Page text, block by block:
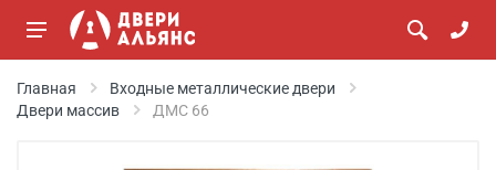
Главная
Входные металлические двери
Двери массив
ДМС 66